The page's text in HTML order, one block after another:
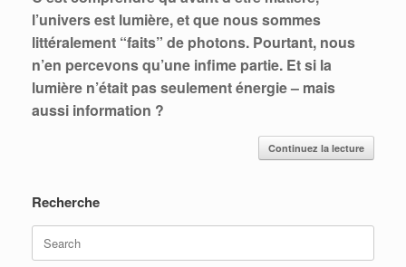
l’univers est lumière, et que nous sommes
littéralement “faits” de photons. Pourtant, nous
n’en percevons qu’une infime partie. Et si la
lumière n’était pas seulement énergie – mais
aussi information ?
Continuez la lecture
Recherche
Search
for: